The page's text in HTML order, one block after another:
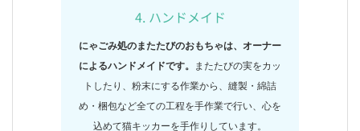
4. ハンドメイド
にゃごみ処のまたたびのおもちゃは、オーナー
によるハンドメイドです。 またたびの実をカッ
トしたり、粉末にする作業から、縫製・綿詰
め・梱包など全ての工程を手作業で行い、心を
込めて猫キッカーを手作りしています。